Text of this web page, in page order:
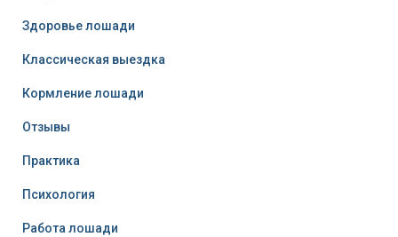
Здоровье лошади
Классическая выездка
Кормление лошади
Отзывы
Практика
Психология
Работа лошади